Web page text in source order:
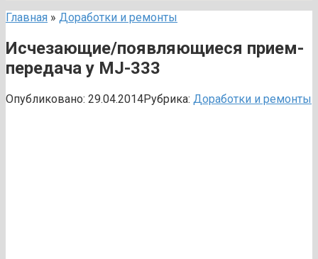
Главная » Доработки и ремонты
Исчезающие/появляющиеся прием-
передача у MJ-333
Опубликовано: 29.04.2014Рубрика: Доработки и ремонты